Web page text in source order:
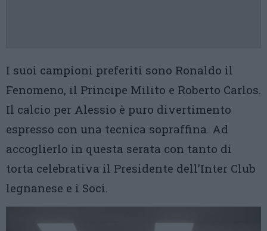
I suoi campioni preferiti sono Ronaldo il
Fenomeno, il Principe Milito e Roberto Carlos.
Il calcio per Alessio è puro divertimento
espresso con una tecnica sopraffina. Ad
accoglierlo in questa serata con tanto di
torta celebrativa il Presidente dell’Inter Club
legnanese e i Soci.